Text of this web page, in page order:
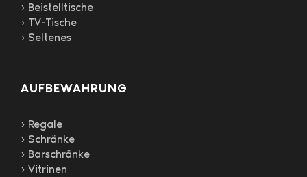
› Beistelltische
› TV-Tische
› Seltenes
AUFBEWAHRUNG
› Regale
› Schränke
› Barschränke
› Vitrinen